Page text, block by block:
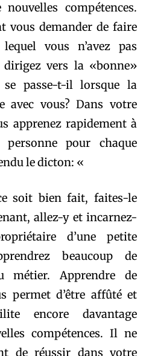
compétences.
vous demander de faire
vous n’avez pas
dirigez vers la «bonne»
passe-t-il lorsque la
avec vous? Dans votre
apprenez rapidement à
pour chaque
le dicton: «
soit bien fait, faites-le
allez-y et incarnez-
d’une petite
beaucoup de
métier. Apprendre de
permet d’être affûté et
encore davantage
compétences. Il ne
de réussir dans votre